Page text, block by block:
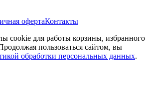
офертаКонтакты
cookie для работы корзины, избранного
пользоваться сайтом, вы
обработки персональных данных.